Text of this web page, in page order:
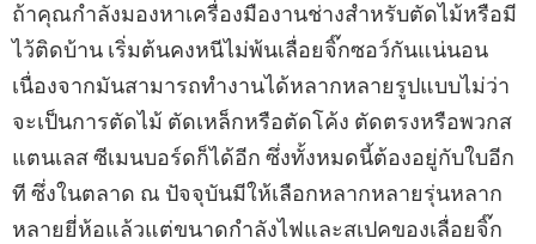
ถ้าคุณกำลังมองหาเครื่องมืองานช่างสำหรับตัดไม้หรือมี
ไว้ติดบ้าน เริ่มต้นคงหนีไม่พ้นเลื่อยจิ๊กซอว์กันแน่นอน
เนื่องจากมันสามารถทำงานได้หลากหลายรูปแบบไม่ว่า
จะเป็นการตัดไม้ ตัดเหล็กหรือตัดโค้ง ตัดตรงหรือพวกส
แตนเลส ซีเมนบอร์ดก็ได้อีก ซึ่งทั้งหมดนี้ต้องอยู่กับใบอีก
ที ซึ่งในตลาด ณ ปัจจุบันมีให้เลือกหลากหลายรุ่นหลาก
หลายยี่ห้อแล้วแต่ขนาดกำลังไฟและสเปคของเลื่อยจิ๊ก